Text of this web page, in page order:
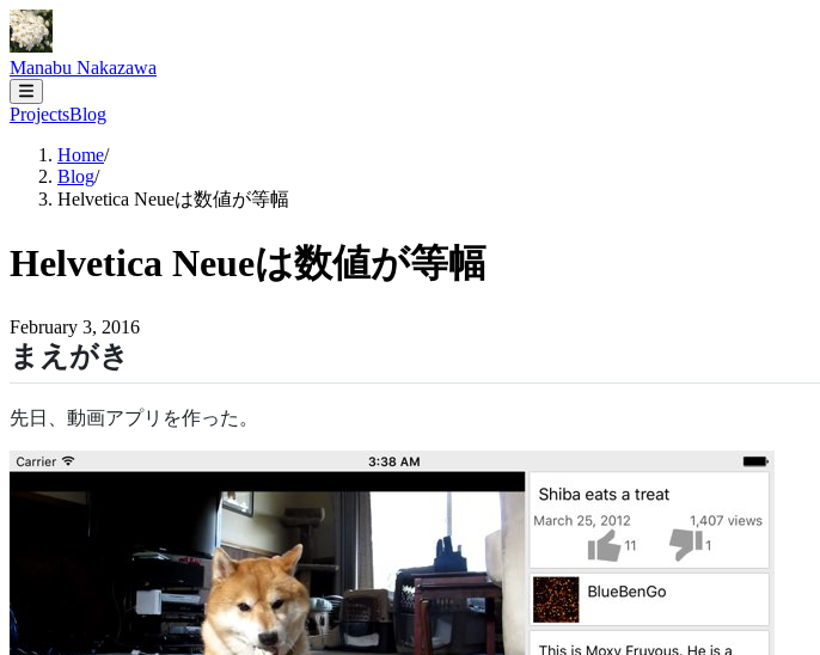
Manabu Nakazawa
ProjectsBlog
Home/
Blog/
Helvetica Neueは数値が等幅
Helvetica Neueは数値が等幅
February 3, 2016
まえがき
先日、動画アプリを作った。